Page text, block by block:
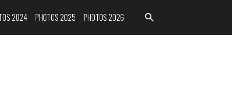
2024 PHOTOS 2025 PHOTOS 2026